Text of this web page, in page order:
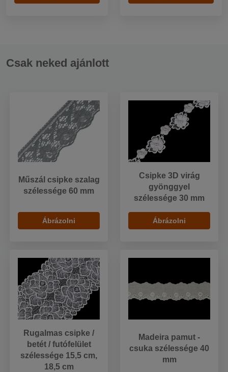
Csak neked ajánlott
Műszál csipke szalag
szélessége 60 mm
Ábrázolni
Csipke 3D virág
gyönggyel
szélessége 30 mm
Ábrázolni
Rugalmas csipke /
betét / futófelület
szélessége 15,5 cm,
18,5 cm
Madeira pamut -
csuka szélessége 40
mm